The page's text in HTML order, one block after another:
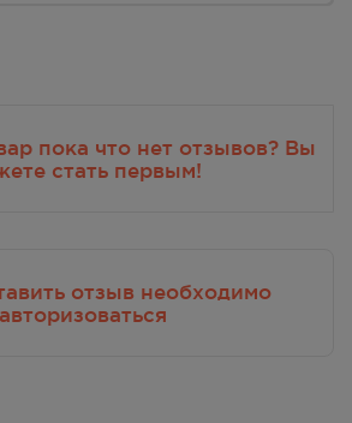
отзыв необходимо
авторизоваться
пока что нет отзывов? Вы
стать первым!